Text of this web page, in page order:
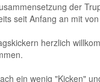
der
seit Anfang an mit
herzlich
ein wenig "Kicken"